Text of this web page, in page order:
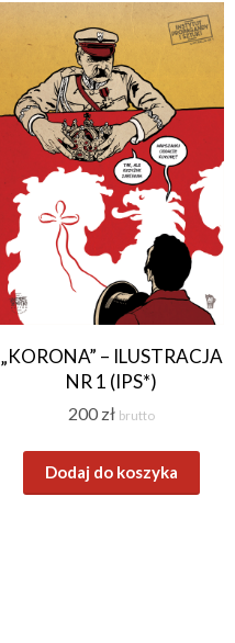
„KORONA” – ILUSTRACJA
NR 1 (IPS*)
200 zł brutto
Dodaj do koszyka